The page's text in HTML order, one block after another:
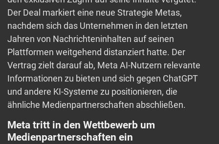
Der Deal markiert eine neue Strategie Metas,
nachdem sich das Unternehmen in den letzten
Jahren von Nachrichteninhalten auf seinen
Plattformen weitgehend distanziert hatte. Der
Vertrag zielt darauf ab, Meta AI-Nutzern relevante
Informationen zu bieten und sich gegen ChatGPT
und andere KI-Systeme zu positionieren, die
ähnliche Medienpartnerschaften abschließen.
Meta tritt in den Wettbewerb um
Medienpartnerschaften ein